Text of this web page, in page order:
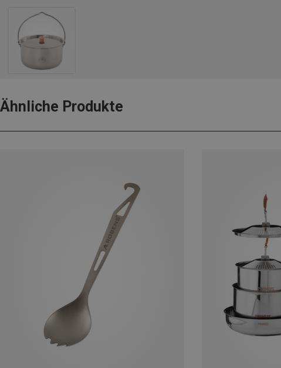
Ähnliche Produkte